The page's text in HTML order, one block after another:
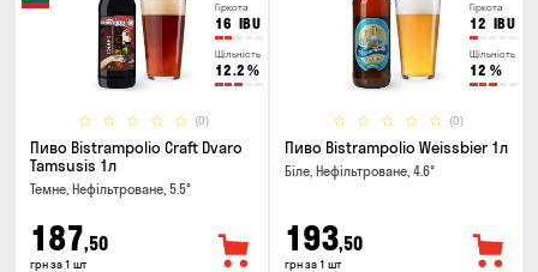
Гіркота
16 IBU
Щільність
12.2 %
(0)
Пиво Bistrampolio Craft Dvaro
Tamsusis 1л
Темне, Нефільтроване, 5.5°
187,50
грн за 1 шт
Гіркота
12 IBU
Щільність
12 %
(0)
Пиво Bistrampolio Weissbier 1л
Біле, Нефільтроване, 4.6°
193,50
грн за 1 шт